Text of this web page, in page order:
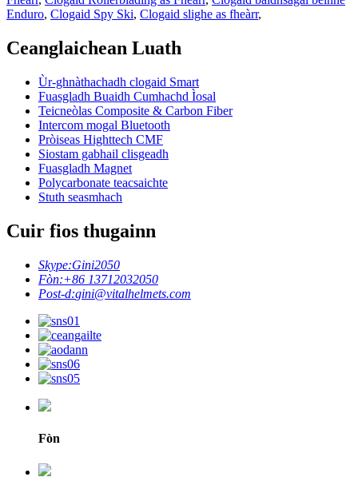
Enduro, Clogaid Spy Ski, Clogaid slighe as fheàrr,
Ceanglaichean Luath
Ùr-ghnàthachadh clogaid Smart
Fuasgladh Buaidh Cumhachd Ìosal
Teicneòlas Composite & Carbon Fiber
Intercom mogal Bluetooth
Pròiseas Highttech CMF
Siostam gabhail clisgeadh
Fuasgladh Magnet
Polycarbonate teacsaichte
Stuth seasmhach
Cuir fios thugainn
Skype:Gini2050
Fòn:+86 13712032050
Post-d:gini@vitalhelmets.com
Fòn